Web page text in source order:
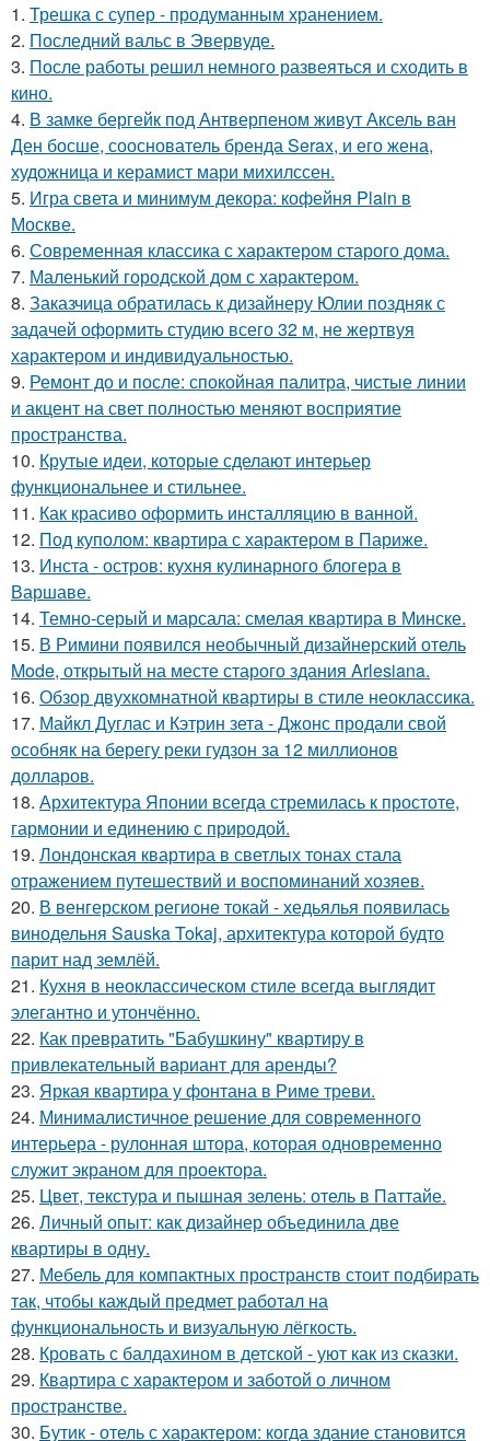
1. Трешка с супер - продуманным хранением.
2. Последний вальс в Эвервуде.
3. После работы решил немного развеяться и сходить в
кино.
4. В замке бергейк под Антверпеном живут Аксель ван
Ден босше, сооснователь бренда Serax, и его жена,
художница и керамист мари михилссен.
5. Игра света и минимум декора: кофейня Plain в
Москве.
6. Современная классика с характером старого дома.
7. Маленький городской дом с характером.
8. Заказчица обратилась к дизайнеру Юлии поздняк с
задачей оформить студию всего 32 м, не жертвуя
характером и индивидуальностью.
9. Ремонт до и после: спокойная палитра, чистые линии
и акцент на свет полностью меняют восприятие
пространства.
10. Крутые идеи, которые сделают интерьер
функциональнее и стильнее.
11. Как красиво оформить инсталляцию в ванной.
12. Под куполом: квартира с характером в Париже.
13. Инста - остров: кухня кулинарного блогера в
Варшаве.
14. Темно-серый и марсала: смелая квартира в Минске.
15. В Римини появился необычный дизайнерский отель
Mode, открытый на месте старого здания Arlesiana.
16. Обзор двухкомнатной квартиры в стиле неоклассика.
17. Майкл Дуглас и Кэтрин зета - Джонс продали свой
особняк на берегу реки гудзон за 12 миллионов
долларов.
18. Архитектура Японии всегда стремилась к простоте,
гармонии и единению с природой.
19. Лондонская квартира в светлых тонах стала
отражением путешествий и воспоминаний хозяев.
20. В венгерском регионе токай - хедьялья появилась
винодельня Sauska Tokaj, архитектура которой будто
парит над землёй.
21. Кухня в неоклассическом стиле всегда выглядит
элегантно и утончённо.
22. Как превратить "Бабушкину" квартиру в
привлекательный вариант для аренды?
23. Яркая квартира у фонтана в Риме треви.
24. Минималистичное решение для современного
интерьера - рулонная штора, которая одновременно
служит экраном для проектора.
25. Цвет, текстура и пышная зелень: отель в Паттайе.
26. Личный опыт: как дизайнер объединила две
квартиры в одну.
27. Мебель для компактных пространств стоит подбирать
так, чтобы каждый предмет работал на
функциональность и визуальную лёгкость.
28. Кровать с балдахином в детской - уют как из сказки.
29. Квартира с характером и заботой о личном
пространстве.
30. Бутик - отель с характером: когда здание становится